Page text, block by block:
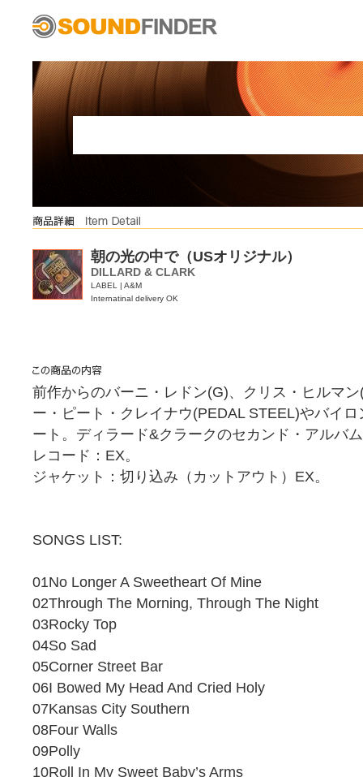
朝の光の中で（USオリジナル）
DILLARD & CLARK
LABEL | A&M
Internatinal delivery OK
前作からのバーニ・レドン(G)、クリス・ヒルマ
ー・ピート・クレイナウ(PEDAL STEEL)やバイ
ート。ディラード&クラークのセカンド・アルバ
レコード：EX。
ジャケット：切り込み（カットアウト）EX。
SONGS LIST:
01No Longer A Sweetheart Of Mine
02Through The Morning, Through The Night
03Rocky Top
04So Sad
05Corner Street Bar
06I Bowed My Head And Cried Holy
07Kansas City Southern
08Four Walls
09Polly
10Roll In My Sweet Baby’s Arms